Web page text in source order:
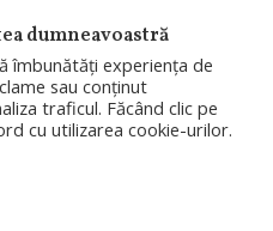
dumneavoastră
îmbunătăți experiența de
sau conținut
traficul. Făcând clic pe
cu utilizarea cookie-urilor.